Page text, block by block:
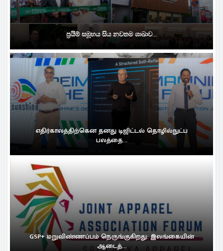
ප්‍රයිම් සමූහය සිය නවතම ශාඛාව...
எதிர்காலத்திற்கென தனது டிஜிட்டல் தொழில்நுட்ப
பலத்தை...
GSP+ மறுவிண்ணப்பம் நெருங்குகிறது: இலங்கையின்
ஆடைத்...